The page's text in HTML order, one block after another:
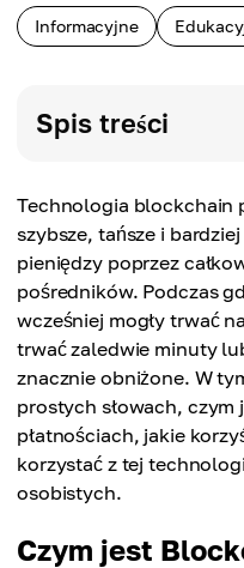
Informacyjne
Spis treści
Technologia blockchain
szybsze, tańsze i
pieniędzy poprzez
pośredników. Podczas
wcześniej mogły trwać
trwać zaledwie minuty
znacznie obniżone. W
prostych słowach, czym
płatnościach, jakie
korzystać z tej
osobistych.
Czym jest